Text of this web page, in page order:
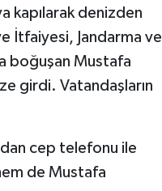
kapılarak denizden
İtfaiyesi, Jandarma ve
boğuşan Mustafa
girdi. Vatandaşların
cep telefonu ile
de Mustafa